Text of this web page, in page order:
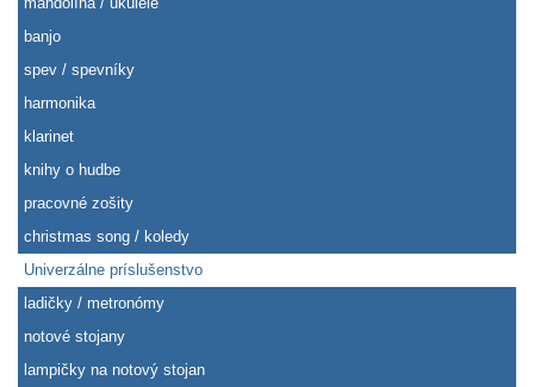
banjo
spev / spevníky
harmonika
klarinet
knihy o hudbe
pracovné zošity
christmas song / koledy
Univerzálne príslušenstvo
ladičky / metronómy
notové stojany
lampičky na notový stojan